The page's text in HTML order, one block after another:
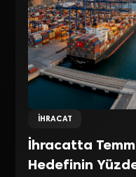
İHRACAT
İhracatta
Hedefinin